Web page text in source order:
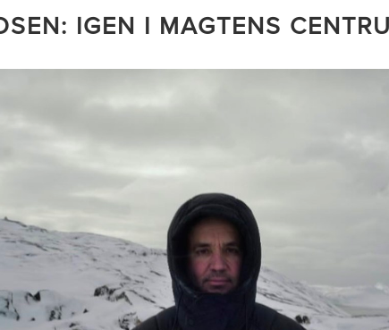
IGEN I MAGTENS